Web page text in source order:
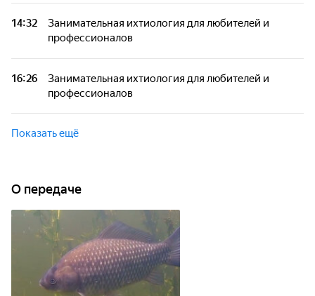
14:32
Занимательная ихтиология для любителей и
профессионалов
16:26
Занимательная ихтиология для любителей и
профессионалов
Показать ещё
О передаче